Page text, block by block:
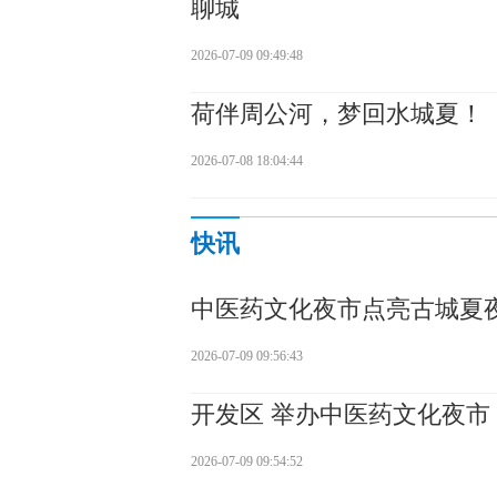
聊城
2026-07-09 09:49:48
荷伴周公河，梦回水城夏！
2026-07-08 18:04:44
快讯
中医药文化夜市点亮古城夏
2026-07-09 09:56:43
开发区 举办中医药文化夜市
2026-07-09 09:54:52